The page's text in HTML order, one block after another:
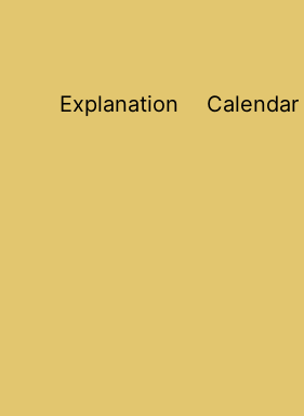
Explanation Calendar